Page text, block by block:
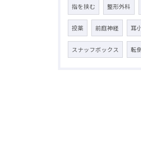
指を挟む 整形外科
投薬 前庭神経 耳
スナッフボックス 転